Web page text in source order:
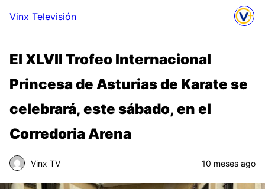
Vinx Televisión
El XLVII Trofeo Internacional
Princesa de Asturias de Karate se
celebrará, este sábado, en el
Corredoria Arena
Vinx TV 10 meses ago